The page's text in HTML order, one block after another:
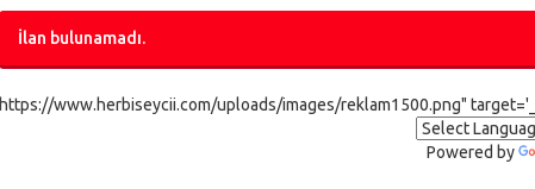
İlan bulunamadı.
https://www.herbiseycii.com/uploads/images/reklam1500.png"
Powered by